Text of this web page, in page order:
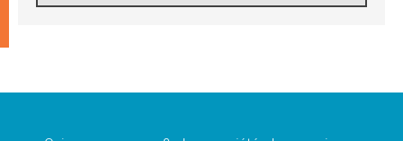
Un logo symbolique pour la venue du Pape
07.08.2026